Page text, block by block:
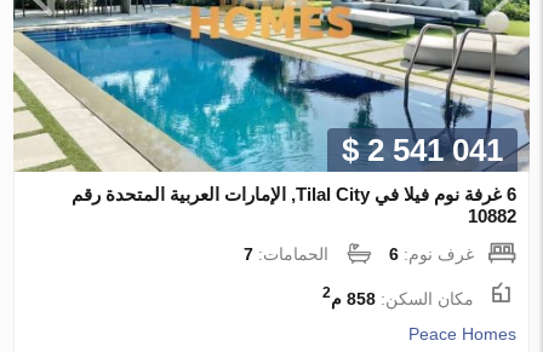
$ 2 541 041
6 غرفة نوم فيلا في Tilal City, الإمارات العربية المتحدة رقم
10882
غرف نوم:6 الحمامات:7
مكان السكن:858 م 2
Peace Homes